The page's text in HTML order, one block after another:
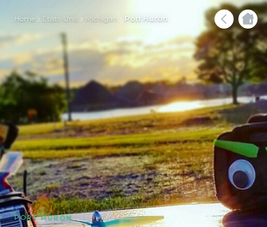
Home États-Unis Michigan Port Huron
PORT HURON